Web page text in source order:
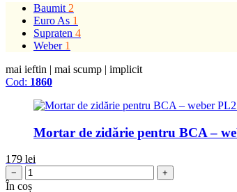
Baumit 2
Euro As 1
Supraten 4
Weber 1
mai ieftin | mai scump | implicit
Cod: 1860
Mortar de zidărie pentru BCA –
179 lei
− +
În coș